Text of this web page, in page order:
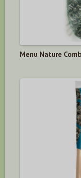
Menu Nature